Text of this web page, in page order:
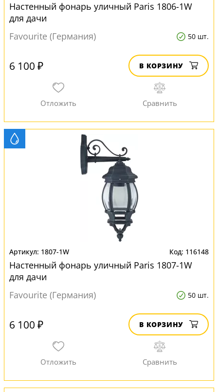
Настенный фонарь уличный Paris 1806-1W
для дачи
Favourite (Германия)
50 шт.
6 100 ₽ В КОРЗИНУ
1807-1W 116148
Настенный фонарь уличный Paris 1807-1W
для дачи
Favourite (Германия)
50 шт.
6 100 ₽ В КОРЗИНУ